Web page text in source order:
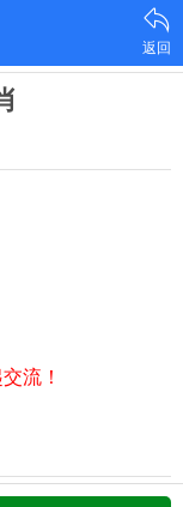
返回
流！